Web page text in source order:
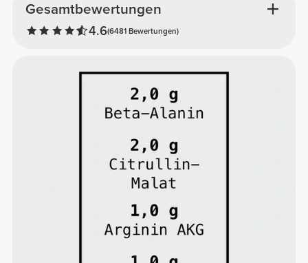
Gesamtbewertungen
4.6(6481 Bewertungen)